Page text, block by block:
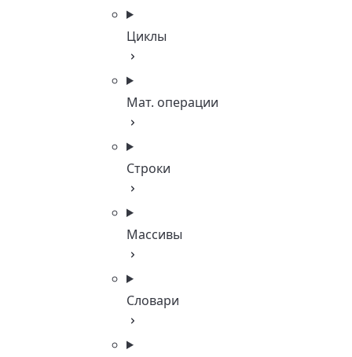
Циклы
Мат. операции
Строки
Массивы
Словари